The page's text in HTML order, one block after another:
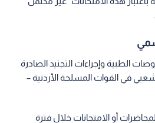
الطبية وإجراءات التجنيد الصادرة
في القوات المسلحة الأردنية –
أو الامتحانات خلال فترة